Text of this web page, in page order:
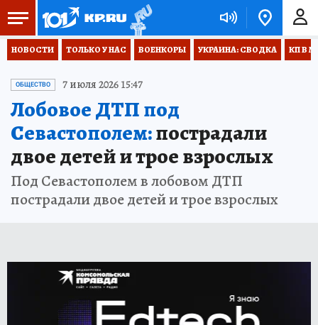
НОВОСТИ ТОЛЬКО У НАС ВОЕНКОРЫ УКРАИНА: СВОДКА КП В
ОБЩЕСТВО 7 июля 2026 15:47
Лобовое ДТП под
Севастополем:пострадали
двое детей и трое взрослых
Под Севастополем в лобовом ДТП
пострадали двое детей и трое взрослых